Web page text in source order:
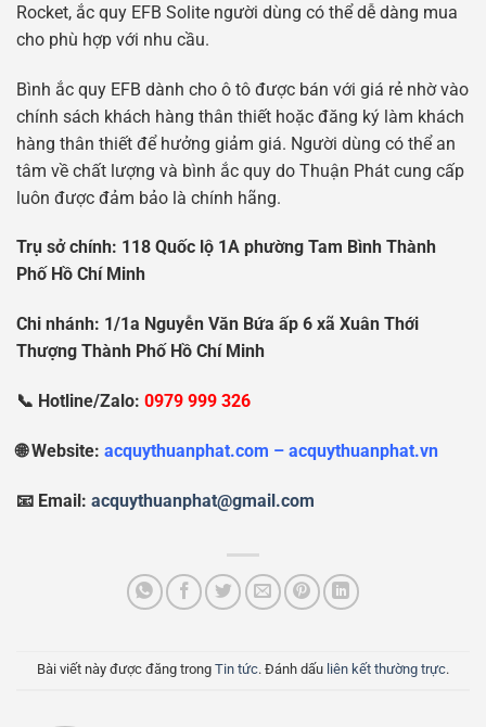
Rocket, ắc quy EFB Solite người dùng có thể dễ dàng mua
cho phù hợp với nhu cầu.
Bình ắc quy EFB dành cho ô tô được bán với giá rẻ nhờ vào
chính sách khách hàng thân thiết hoặc đăng ký làm khách
hàng thân thiết để hưởng giảm giá. Người dùng có thể an
tâm về chất lượng và bình ắc quy do Thuận Phát cung cấp
luôn được đảm bảo là chính hãng.
Trụ sởchính: 118 Quốc l ộ 1A phường Tam Bình Thành
Phố Hồ Chí Minh
Chi nhánh: 1/1a Nguyễn Văn Bứa ấp 6 xã Xuân Thới
Thượng Thành Phố Hồ Chí Minh
📞 Hotline/Zalo: 0979 999 326
🌐 Website: acquythuanphat.com – acquythuanphat.vn
📧 Email: acquythuanphat@gmail.com
Bài viết này được đăng trong Tin tức. Đánh dấu liên kết thường trực.